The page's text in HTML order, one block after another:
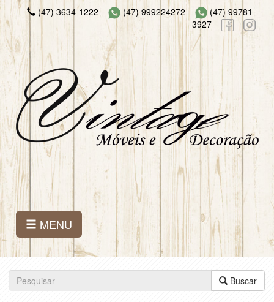
(47) 3634-1222 (47) 999224272
(47) 99781-
3927
MENU
Buscar